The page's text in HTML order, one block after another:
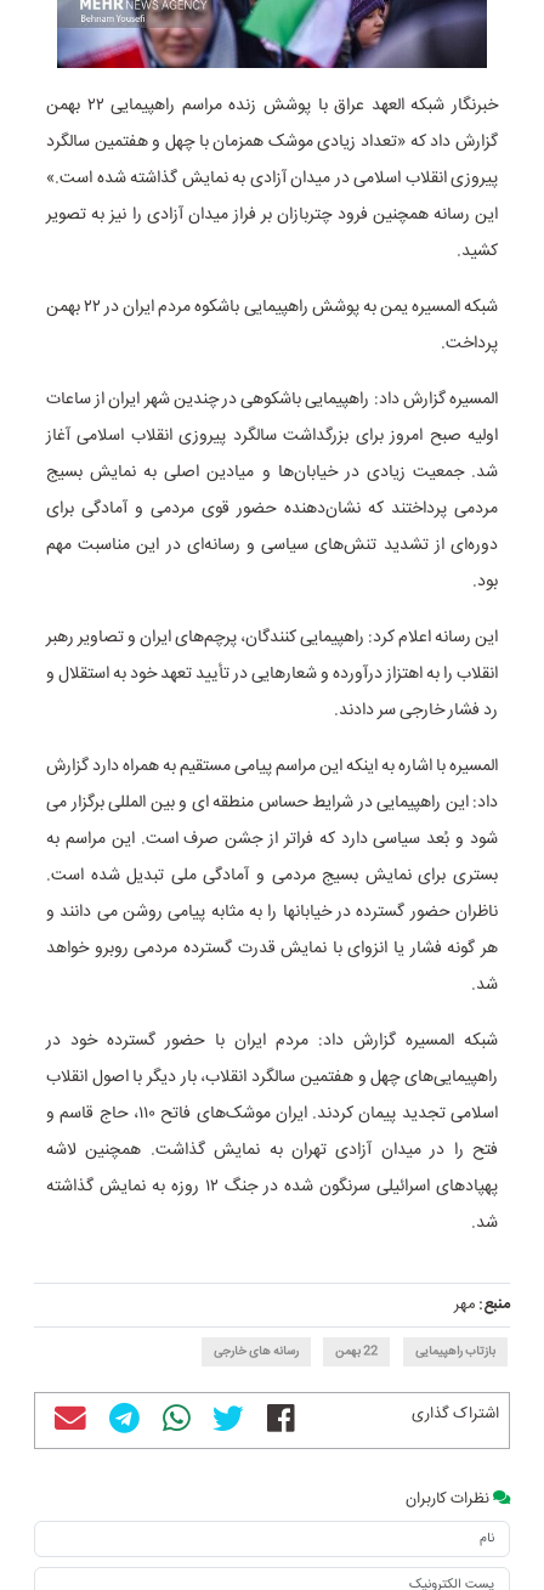
خبرنگار شبکه العهد عراق با پوشش زنده مراسم راهپیمایی ۲۲ بهمن
گزارش داد که «تعداد زیادی موشک همزمان با چهل و هفتمین سالگرد
پیروزی انقلاب اسلامی در میدان آزادی به نمایش گذاشته شده است.»
این رسانه همچنین فرود چتربازان بر فراز میدان آزادی را نیز به تصویر
کشید.
شبکه المسیره یمن به پوشش راهپیمایی باشکوه مردم ایران در ۲۲ بهمن
پرداخت.
المسیره گزارش داد: راهپیمایی باشکوهی در چندین شهر ایران از ساعات
اولیه صبح امروز برای بزرگداشت سالگرد پیروزی انقلاب اسلامی آغاز
شد. جمعیت زیادی در خیابان‌ها و میادین اصلی به نمایش بسیج
مردمی پرداختند که نشان‌دهنده حضور قوی مردمی و آمادگی برای
دوره‌ای از تشدید تنش‌های سیاسی و رسانه‌ای در این مناسبت مهم
بود.
این رسانه اعلام کرد: راهپیمایی کنندگان، پرچم‌های ایران و تصاویر رهبر
انقلاب را به اهتزاز درآورده و شعارهایی در تأیید تعهد خود به استقلال و
رد فشار خارجی سر دادند.
المسیره با اشاره به اینکه این مراسم پیامی مستقیم به همراه دارد گزارش
داد: این راهپیمایی در شرایط حساس منطقه ای و بین المللی برگزار می
شود و بُعد سیاسی دارد که فراتر از جشن صرف است. این مراسم به
بستری برای نمایش بسیج مردمی و آمادگی ملی تبدیل شده است.
ناظران حضور گسترده در خیابانها را به مثابه پیامی روشن می دانند و
هر گونه فشار یا انزوای با نمایش قدرت گسترده مردمی روبرو خواهد
شد.
شبکه المسیره گزارش داد: مردم ایران با حضور گسترده خود در
راهپیمایی‌های چهل و هفتمین سالگرد انقلاب، بار دیگر با اصول انقلاب
اسلامی تجدید پیمان کردند. ایران موشک‌های فاتح ۱۱۰، حاج قاسم و
فتح را در میدان آزادی تهران به نمایش گذاشت. همچنین لاشه
پهپادهای اسرائیلی سرنگون شده در جنگ ۱۲ روزه به نمایش گذاشته
شد.
منبع:مهر
بازتاب راهپیمایی 22 بهمن رسانه های خارجی
اشتراک گذاری
نظرات کاربران